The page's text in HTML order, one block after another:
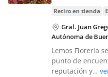
retiro en tienda
Gral. Juan
Autónoma de
Lemos Florería
punto de
reputación y…